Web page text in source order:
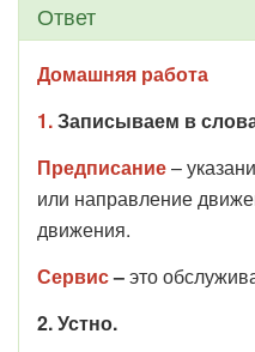
Ответ
Домашняя работа
1.Записываем в
Предписание–
или направление
движения.
Сервис–это
2. Устно.